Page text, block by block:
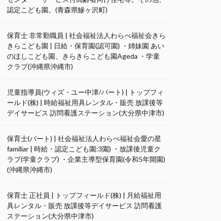
認定こども園。(青森県鰺ヶ沢町)
保育士 非常勤職員 | 社会福祉法人わらべ福祉会きら
きらこども園 | 日給・保育園(認可園) ・姉妹園 あい
のほしこども園、きらきらこども園Ageda ・学童
クラブ(沖縄県沖縄市)
児童指導員(ウィズ・ユー中津/パート) | トップフィ
ールド(株) | 時給福祉用具レンタル・販売 放課後等
デイサービス 訪問看護ステーション(大分県中津市)
保育士(パート) | 社会福祉法人わらべ福祉会愛の星
familiar | 時給・認定こども園:3園) ・放課後児童ク
ラブ(学童クラブ) ・企業主導型保育園(令和5年開園)
(沖縄県沖縄市)
保育士 正社員 | トップフィールド(株) | 月給福祉用
具レンタル・販売 放課後等デイサービス 訪問看護
ステーション(大分県中津市)